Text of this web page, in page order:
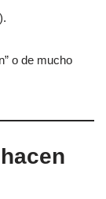
o de mucho